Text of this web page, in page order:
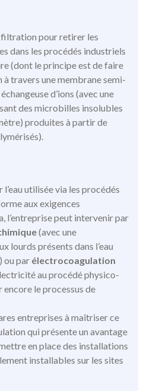
filtration pour retirer les
dans les procédés industriels
(dont le principe est de faire
à travers une membrane semi-
d’ions (avec une
des microbilles insolubles
produites à partir de
utilisée via les procédés
aux exigences
l’entreprise peut intervenir par
(avec une
lourds présents dans l’eau
ou par électrocoagulation
au procédé physico-
encore le processus de
entreprises à maîtriser ce
qui présente un avantage
en place des installations
installables sur les sites